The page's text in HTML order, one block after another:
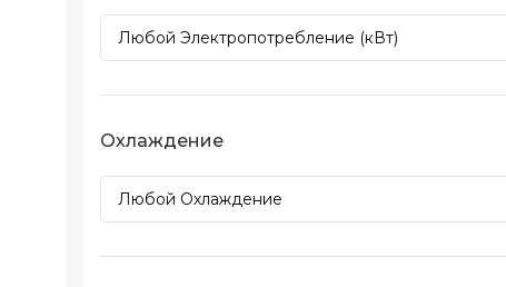
Охлаждение